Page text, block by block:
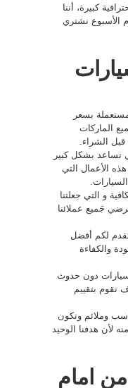
كبيرة، أننا
أيام الأسبوع نشتري
بسعر
الماركات
قبل الشراء.
بشكل كبير
الأعمال التي
و التي جعلتنا
جَميع عملائنا
لكم أفضل
والكفاءة
دون حدوث
بتقييم
وملائم وتكون
لأن هدفنا الوحيد
امام